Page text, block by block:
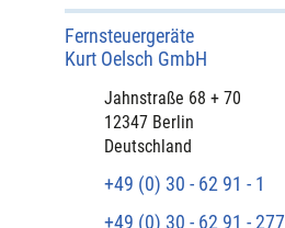
Fernsteuergeräte
Kurt Oelsch GmbH​
​Jahnstraße 68 + 70
12347 Berlin
Deutschland
+49 (0) 30 - 62 91 - 1
+49 (0) 30 - 62 91 - 277